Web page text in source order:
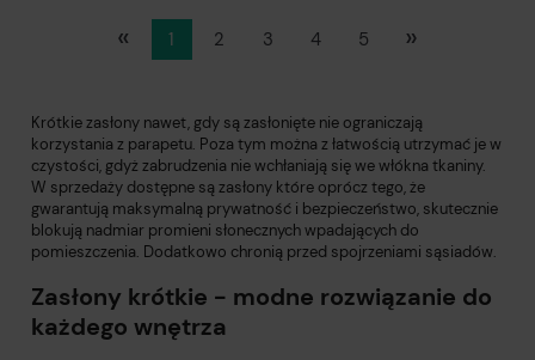
« 1 2 3 4 5 »
Krótkie zasłony nawet, gdy są zasłonięte nie ograniczają
korzystania z parapetu. Poza tym można z łatwością utrzymać je w
czystości, gdyż zabrudzenia nie wchłaniają się we włókna tkaniny.
W sprzedaży dostępne są zasłony które oprócz tego, że
gwarantują maksymalną prywatność i bezpieczeństwo, skutecznie
blokują nadmiar promieni słonecznych wpadających do
pomieszczenia. Dodatkowo chronią przed spojrzeniami sąsiadów.
Zasłony krótkie - modne rozwiązanie do
każdego wnętrza